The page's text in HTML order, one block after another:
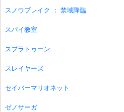
スノウブレイク ： 禁域降臨
スパイ教室
スプラトゥーン
スレイヤーズ
セイバーマリオネット
ゼノサーガ